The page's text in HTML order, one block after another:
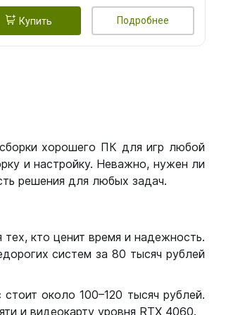
Купить Подробнее
хорошего ПК для игр любой
и настройку. Неважно, нужен ли
решения для любых задач.
кто ценит время и надежность.
систем за 80 тысяч рублей
около 100–120 тысяч рублей.
и видеокарту уровня RTX 4060.